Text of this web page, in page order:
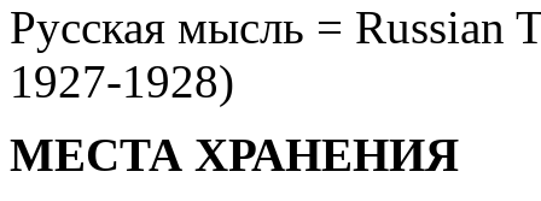
Русская мысль =
1927-1928)
МЕСТА ХРАНЕНИЯ